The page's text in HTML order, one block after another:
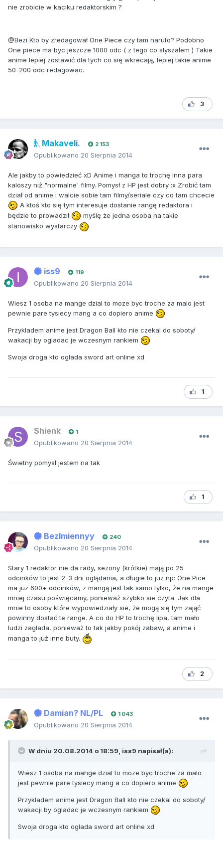
nie zrobicie w kaciku redaktorskim ?
@Bezi Kto by zredagował One Piece czy tam naruto? Podobno
One piece ma byc jeszcze 1000 odc ( z tego co slyszałem ) Takie
anime lepiej zostawić dla tych co się wkrecają, lepiej takie anime
50-200 odc redagowac.
3
Makaveli. 2 153
Opublikowano 20 Sierpnia 2014
Ale jakby to powiedzieć xD Anime i manga to trochę inna para
kaloszy niż "normalne' filmy. Pomysł z HP jest dobry :x Zrobić tam
dział od anime i walcie sobie tam filmy/seriale czy co tam chcecie
A ktoś kto się tym interesuje dostanie rangę redaktora i
będzie to prowadził
myślę że jedna osoba na takie
stanowisko wystarczy
iss9 119
Opublikowano 20 Sierpnia 2014
Wiesz 1 osoba na mange dzial to moze byc troche za malo jest
pewnie pare tysiecy mang a co dopiero anime
Przykladem anime jest Dragon Ball kto nie czekal do soboty/
wakacji by ogladac je wczesnym rankiem
Swoja droga kto oglada sword art online xd
1
Shienk 1
Opublikowano 20 Sierpnia 2014
Świetny pomysł jestem na tak
1
BezImiennyy 240
Opublikowano 20 Sierpnia 2014
Stary 1 redaktor nie da rady, sezony (krótkie) mają po 25
odcinków to jest 2-3 dni oglądania, a długie to juz np: One Pice
ma juz 600+ odcinków, z mangą jest tak samo tylko, że na mange
mniej czasu poświęcamy, ponieważ szybko sie czyta. Jak dla
mnie to osoby które wypowiedziały sie, że mogą się tym zająć
powinny dostać te range. A co do HP to trochę lipa, tam mało
ludzi zaglada, ponieważ to tak jakby pokój zabaw, a anime i
manga to już inne buty.
2
Damian? NL/PL 1 043
Opublikowano 20 Sierpnia 2014
W dniu 20.08.2014 o 18:59, iss9 napisał(a):
Wiesz 1 osoba na mange dzial to moze byc troche za malo
jest pewnie pare tysiecy mang a co dopiero anime
Przykladem anime jest Dragon Ball kto nie czekal do soboty/
wakacji by ogladac je wczesnym rankiem
Swoja droga kto oglada sword art online xd